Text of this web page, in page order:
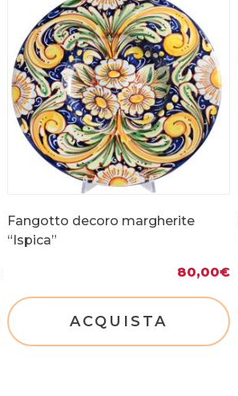
Fangotto decoro margherite
“Ispica”
80,00€
ACQUISTA